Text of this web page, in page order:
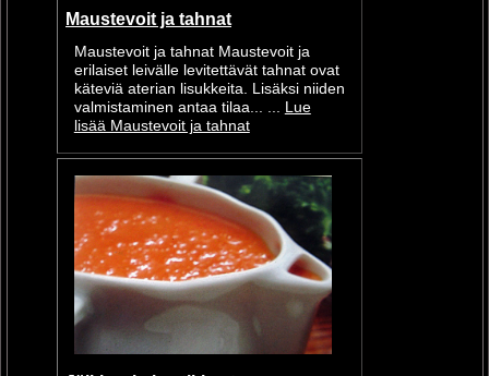
Maustevoit ja tahnat
Maustevoit ja tahnat Maustevoit ja
erilaiset leivälle levitettävät tahnat ovat
käteviä aterian lisukkeita. Lisäksi niiden
valmistaminen antaa tilaa... ...
Lue
lisää Maustevoit ja tahnat